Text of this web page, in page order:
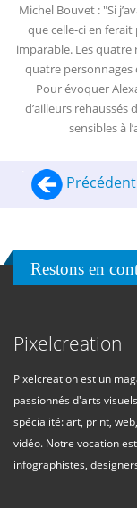
Michel Bouvet : "Si
que celle-ci en
imparable. Les
quatre personnages
Pour évoquer
d’ailleurs rehaussés
sensibles à
Précédent
Restons en
Pixelcreation
Pixelcreation est un
passionnés d'arts
spécialité: art, print,
vidéo. Notre vocation
infographistes,